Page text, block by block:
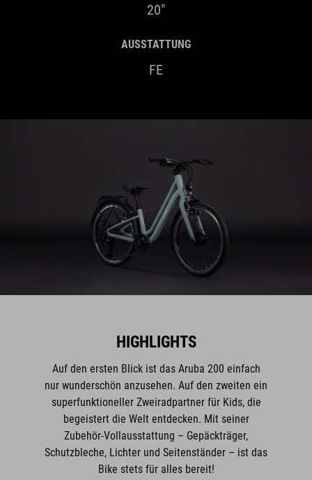
20"
AUSSTATTUNG
FE
HIGHLIGHTS
Auf den ersten Blick ist das Aruba 200 einfach
nur wunderschön anzusehen. Auf den zweiten ein
superfunktioneller Zweiradpartner für Kids, die
begeistert die Welt entdecken. Mit seiner
Zubehör-Vollausstattung – Gepäckträger,
Schutzbleche, Lichter und Seitenständer – ist das
Bike stets für alles bereit!